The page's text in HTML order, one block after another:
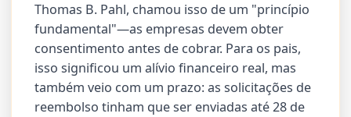
Thomas B. Pahl, chamou isso de um "princípio
fundamental"—as empresas devem obter
consentimento antes de cobrar. Para os pais,
isso significou um alívio financeiro real, mas
também veio com um prazo: as solicitações de
reembolso tinham que ser enviadas até 28 de